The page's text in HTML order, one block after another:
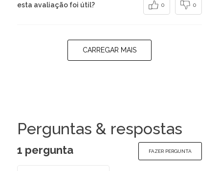
esta avaliação foi útil? 0 0
CARREGAR MAIS
Perguntas & respostas
1 pergunta FAZER PERGUNTA